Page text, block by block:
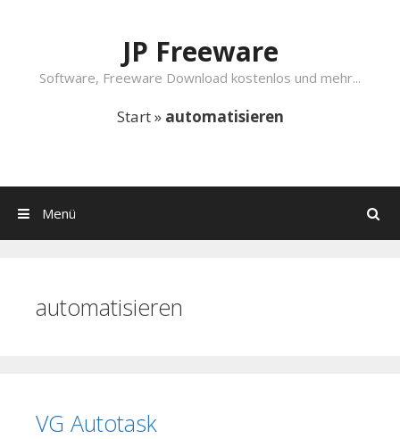
JP Freeware
Software, Freeware Download kostenlos und mehr...
Start» automatisieren
Suchen
Menü
automatisieren
VG Autotask